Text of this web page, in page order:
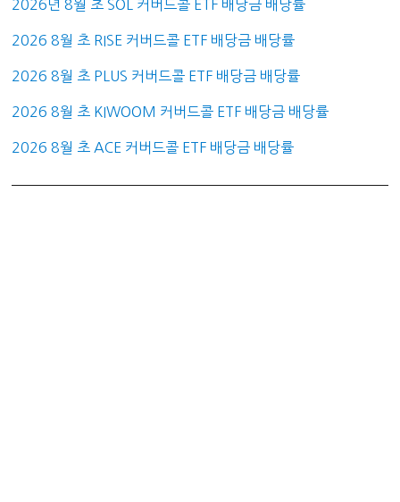
2026년 8월 초 SOL 커버드콜 ETF 배당금 배당률
2026 8월 초 RISE 커버드콜 ETF 배당금 배당률
2026 8월 초 PLUS 커버드콜 ETF 배당금 배당률
2026 8월 초 KIWOOM 커버드콜 ETF 배당금 배당률
2026 8월 초 ACE 커버드콜 ETF 배당금 배당률